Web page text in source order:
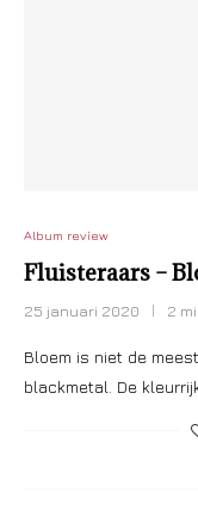
Album review
Fluisteraars –
25 januari 2020 2
Bloem is niet de
blackmetal. De